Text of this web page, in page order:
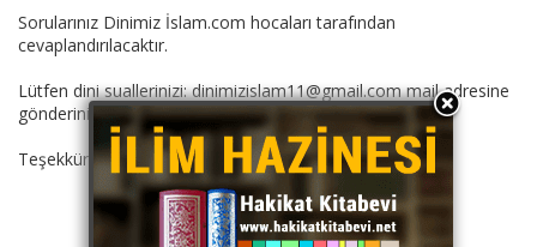
Sorularınız Dinimiz İslam.com hocaları tarafından
cevaplandırılacaktır.
Lütfen dini suallerinizi: dinimizislam11@gmail.com mail adresine
gönderiniz.
Teşekkürler.